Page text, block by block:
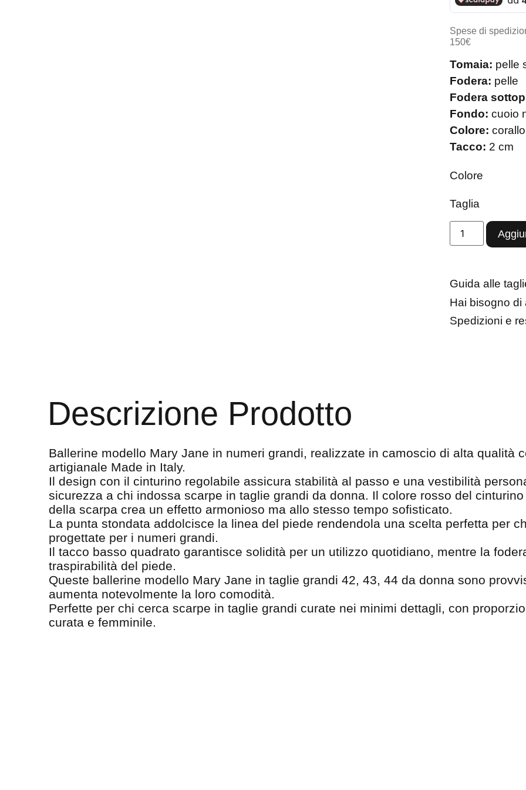
Spese di
150€
Tomaia: pelle
Fodera: pelle
Fodera
Fondo: cuoio
Colore:
Tacco: 2 cm
Colore
Taglia
Guida alle
Hai bisogno
Spedizioni e
Descrizione Prodotto
Ballerine modello Mary Jane in numeri grandi, realizzate in camoscio di alta qualità
artigianale Made in Italy.
Il design con il cinturino regolabile assicura stabilità al passo e una vestibilità
sicurezza a chi indossa scarpe in taglie grandi da donna. Il colore rosso del
della scarpa crea un effetto armonioso ma allo stesso tempo sofisticato.
La punta stondata addolcisce la linea del piede rendendola una scelta perfetta per
progettate per i numeri grandi.
Il tacco basso quadrato garantisce solidità per un utilizzo quotidiano, mentre la
traspirabilità del piede.
Queste ballerine modello Mary Jane in taglie grandi 42, 43, 44 da donna sono
aumenta notevolmente la loro comodità.
Perfette per chi cerca scarpe in taglie grandi curate nei minimi dettagli, con
curata e femminile.